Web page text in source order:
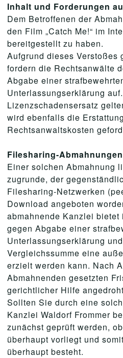
Inhalt und Forderungen
Dem Betroffenen der
den Film „Catch Me!“ im
bereitgestellt zu haben.
Aufgrund dieses Verstoßes
fordern die Rechtsanwälte
Abgabe einer
Unterlassungserklärung
Lizenzschadensersatz
wird ebenfalls die
Rechtsanwaltskosten
Filesharing-
Einer solchen Abmahnung
zugrunde, der
Filesharing-Netzwerken
Download angeboten
abmahnende Kanzlei
gegen Abgabe einer
Unterlassungserklärung
Vergleichssumme eine
erzielt werden kann. Nach
Abmahnenden gesetzten
gerichtlicher Hilfe
Sollten Sie durch eine
Kanzlei Waldorf Frommer
zunächst geprüft werden,
überhaupt vorliegt und
überhaupt besteht.